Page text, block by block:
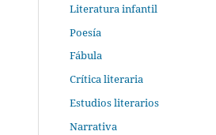
Literatura infantil
Poesía
Fábula
Crítica literaria
Estudios literarios
Narrativa